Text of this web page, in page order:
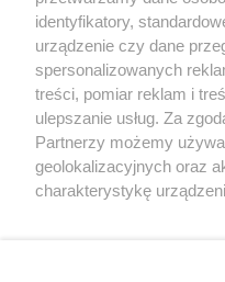
lub wykorzystanie utworów w
prawa, tzn. bez właściwej
może być ścigane prawnie.
identyfikatory,
urządzenie czy dane
spersonalizowanych
treści, pomiar reklam i
ulepszanie usług. Za
Partnerzy możemy
geolokalizacyjnych oraz
charakterystykę